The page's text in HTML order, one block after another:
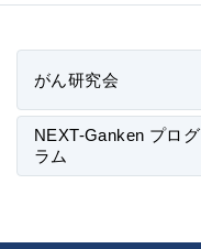
がん研究会
NEXT-Ganken プログ
ラム